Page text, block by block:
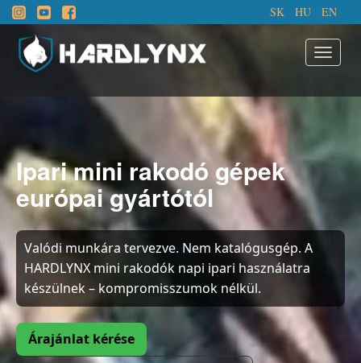
SK HU EN
Ipari mini rakodó gépek
európai gyártótól
Valódi munkára tervezve. Nem katalógusgép. A
HARDLYNX mini rakodók napi ipari használatra
készülnek – kompromisszumok nélkül.
Árajánlat kérése